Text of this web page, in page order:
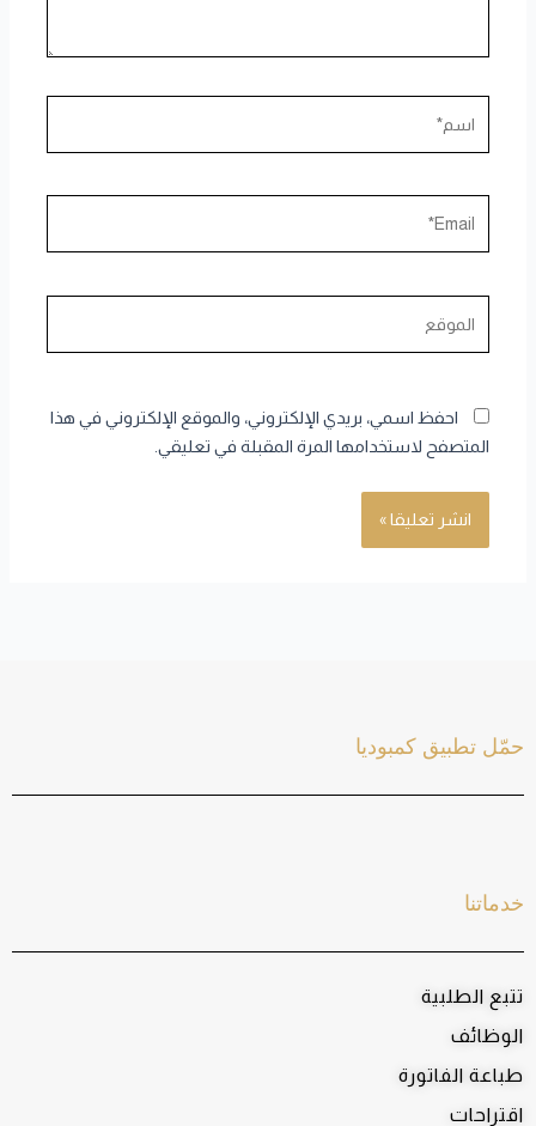
احفظ اسمي، بريدي الإلكتروني، والموقع الإلكتروني في هذا
المتصفح لاستخدامها المرة المقبلة في تعليقي.
خدماتنا
تتبع الطلبية
الوظائف
طباعة الفاتورة
اقتراحات
حمّل تطبيق كمبوديا